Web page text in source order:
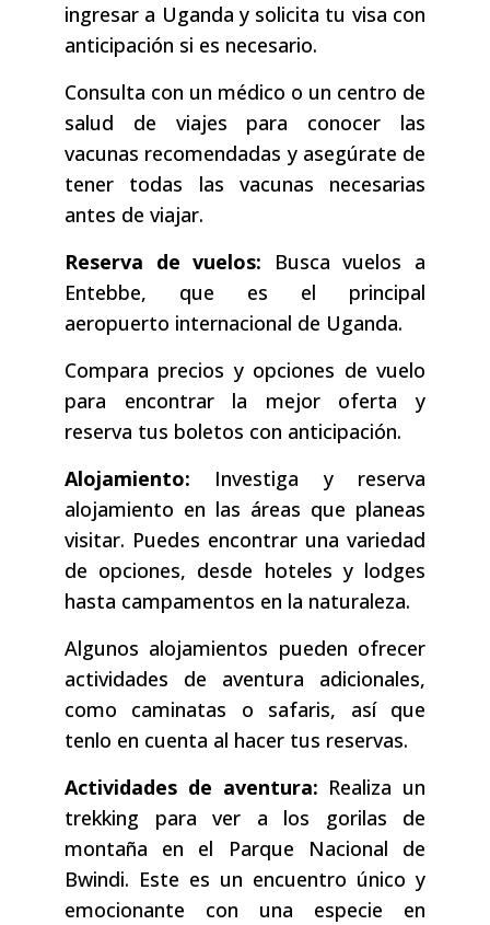
ingresar a Uganda y solicita tu visa con
anticipación si es necesario.
Consulta con un médico o un centro de
salud de viajes para conocer las
vacunas recomendadas y asegúrate de
tener todas las vacunas necesarias
antes de viajar.
Reserva de vuelos: Busca vuelos a
Entebbe, que es el principal
aeropuerto internacional de Uganda.
Compara precios y opciones de vuelo
para encontrar la mejor oferta y
reserva tus boletos con anticipación.
Alojamiento: Investiga y reserva
alojamiento en las áreas que planeas
visitar. Puedes encontrar una variedad
de opciones, desde hoteles y lodges
hasta campamentos en la naturaleza.
Algunos alojamientos pueden ofrecer
actividades de aventura adicionales,
como caminatas o safaris, así que
tenlo en cuenta al hacer tus reservas.
Actividades de aventura: Realiza un
trekking para ver a los gorilas de
montaña en el Parque Nacional de
Bwindi. Este es un encuentro único y
emocionante con una especie en